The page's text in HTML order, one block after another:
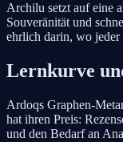
Archilu setzt auf eine
Souveränität und
ehrlich darin, wo jeder
Lernkurve
Ardoqs Graphen-
hat ihren Preis:
und den Bedarf an